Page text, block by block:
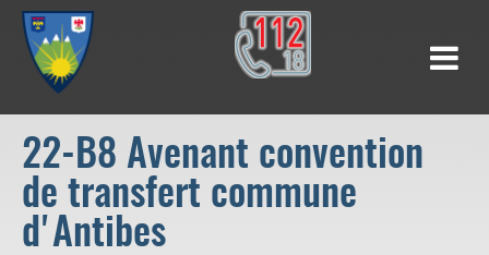
22-B8 Avenant convention
de transfert commune
d'Antibes